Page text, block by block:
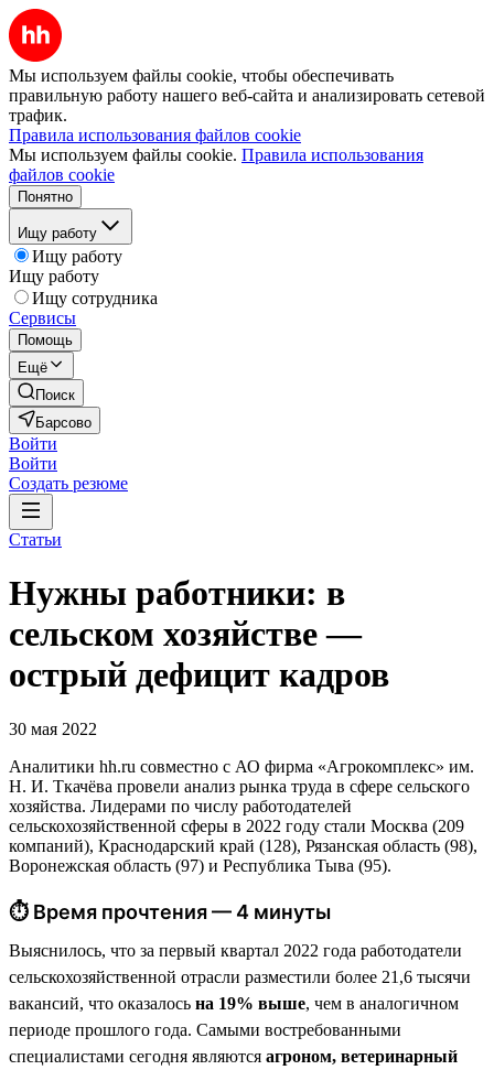
Мы используем файлы cookie, чтобы обеспечивать
правильную работу нашего веб-сайта и анализировать сетевой
трафик.
Правила использования файлов cookie
Мы используем файлы cookie. Правила использования
файлов cookie
Понятно
Ищу работу
Ищу работу
Ищу работу
Ищу сотрудника
Сервисы
Помощь
Ещё
Поиск
Барсово
Войти
Войти
Создать резюме
Статьи
Нужны работники: в
сельском хозяйстве —
острый дефицит кадров
30 мая 2022
Аналитики hh.ru совместно с АО фирма «Агрокомплекс» им.
Н. И. Ткачёва провели анализ рынка труда в сфере сельского
хозяйства. Лидерами по числу работодателей
сельскохозяйственной сферы в 2022 году стали Москва (209
компаний), Краснодарский край (128), Рязанская область (98),
Воронежская область (97) и Республика Тыва (95).
⏱ Время прочтения — 4 минуты
Выяснилось, что за первый квартал 2022 года работодатели
сельскохозяйственной отрасли разместили более 21,6 тысячи
вакансий, что оказалось на 19% выше, чем в аналогичном
периоде прошлого года. Самыми востребованными
специалистами сегодня являются агроном, ветеринарный